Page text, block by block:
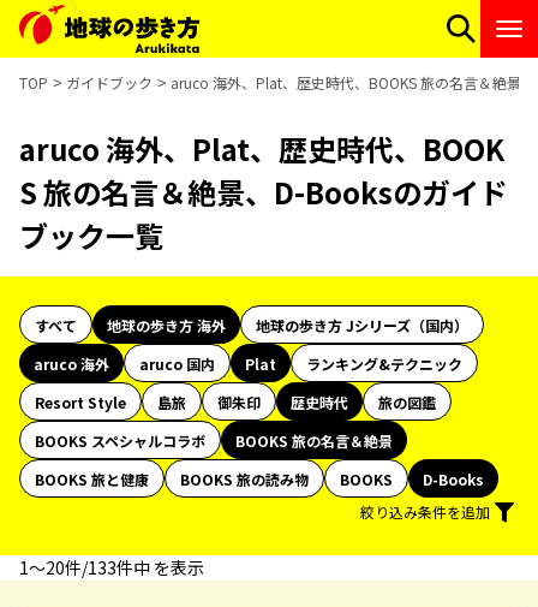
TOP ガイドブック aruco 海外、Plat、歴史時代、BOOKS 旅の名言＆絶景
aruco 海外、Plat、歴史時代、BOOK
S 旅の名言＆絶景、D-Booksのガイド
ブック一覧
すべて 地球の歩き方 海外
地球の歩き方 Jシリーズ（国内）
aruco 海外
aruco 国内 Plat
ランキング&テクニック
Resort Style
島旅 御朱印 歴史時代
旅の図鑑
BOOKS スペシャルコラボ
BOOKS 旅の名言＆絶景
BOOKS 旅と健康
BOOKS 旅の読み物 BOOKS
D-Books
絞り込み条件を追加
1〜20件/133件中 を表示